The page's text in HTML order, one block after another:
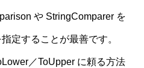
や StringComparer を
定することが最善です。
／ToUpper に頼る方法